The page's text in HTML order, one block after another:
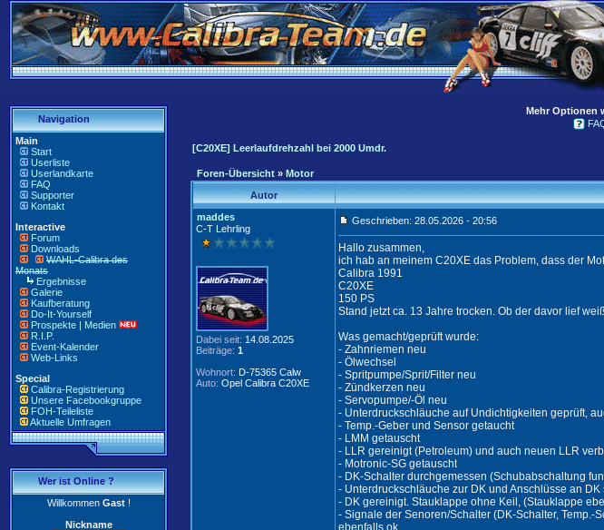
Navigation
Main
Start
Userliste
Userlandkarte
FAQ
Supporter
Kontakt
Interactive
Forum
Downloads
WAHL-Calibra des
Monats
Ergebnisse
Galerie
Kaufberatung
Do-It-Yourself
Prospekte | Medien
R.I.P.
Event-Kalender
Web-Links
Special
Calibra-Registrierung
Unsere Facebookgruppe
FOH-Teileliste
Aktuelle Umfragen
Wer ist Online ?
WillkommenGast!
Nickname
Mehr Optionen
[C20XE] Leerlaufdrehzahl bei 2000 Umdr.
Foren-Übersicht » Motor
Autor
maddes
C-T Lehrling
Dabei seit: 14.08.2025
Beiträge: 1
Wohnort: D-75365 Calw
Auto: Opel Calibra C20XE
Geschrieben: 28.05.2026 - 20:56
Hallo zusammen,
ich hab an meinem C20XE das Problem, dass der
Calibra 1991
C20XE
150 PS
Stand jetzt ca. 13 Jahre trocken. Ob der davor lief
Was gemacht/geprüft wurde:
- Zahnriemen neu
- Ölwechsel
- Spritpumpe/Sprit/Filter neu
- Zündkerzen neu
- Servopumpe/-Öl neu
- Unterdruckschläuche auf Undichtigkeiten geprüft,
- Temp.-Geber und Sensor getaucht
- LMM getauscht
- LLR gereinigt (Petroleum) und auch neuen LLR
- Motronic-SG getauscht
- DK-Schalter durchgemessen (Schubabschaltung
- Unterdruckschläuche zur DK und Anschlüsse an
- DK gereinigt. Stauklappe ohne Keil, (Stauklappe
- Signale der Senoren/Schalter (DK-Schalter, Temp.-
ebenfalls ok.